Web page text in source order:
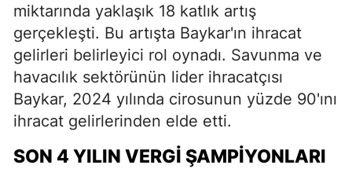
miktarında yaklaşık 18 katlık artış
gerçekleşti. Bu artışta Baykar'ın ihracat
gelirleri belirleyici rol oynadı. Savunma ve
havacılık sektörünün lider ihracatçısı
Baykar, 2024 yılında cirosunun yüzde 90'ını
ihracat gelirlerinden elde etti.
SON 4 YILIN VERGI ŞAMPIYONLARI